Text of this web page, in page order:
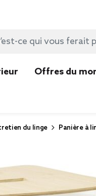
Offres du
du linge Panière à